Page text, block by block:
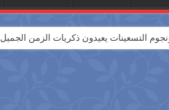
التسعينات يعيدون ذكريات الزمن الجميل